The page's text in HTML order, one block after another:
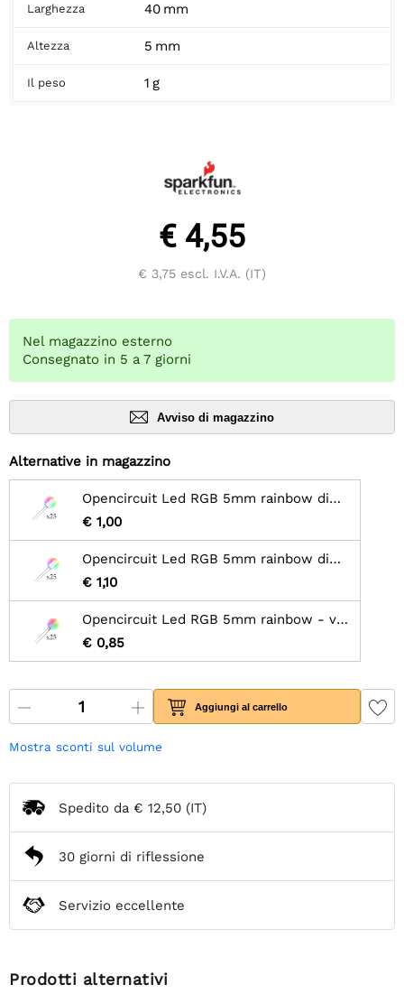
Larghezza 40 mm
Altezza 5 mm
Il peso 1 g
€ 4,55
€ 3,75 escl. I.V.A. (IT)
Nel magazzino esterno
Consegnato in 5 a 7 giorni
Avviso di magazzino
Alternative in magazzino
Opencircuit Led RGB 5mm rainbow diffusi - lenti - 25 pz
€ 1,00
Opencircuit Led RGB 5mm rainbow diffusi - veloci - 25 pz
€ 1,10
Opencircuit Led RGB 5mm rainbow - veloci - 25 pezzi
€ 0,85
Aggiungi al carrello
Mostra sconti sul volume
Spedito da € 12,50 (IT)
30 giorni di riflessione
Servizio eccellente
Prodotti alternativi